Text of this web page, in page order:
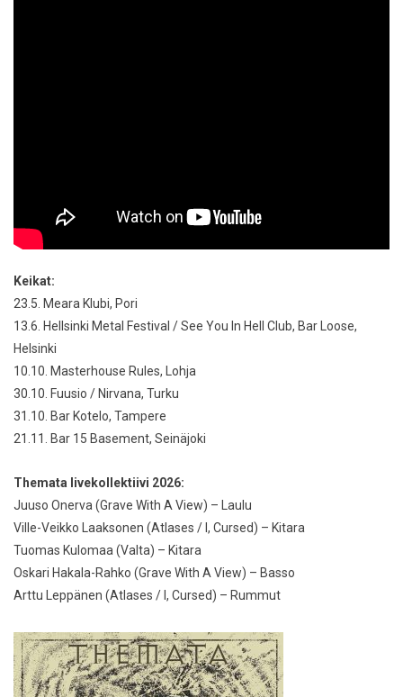
Keikat:
23.5. Meara Klubi, Pori
13.6. Hellsinki Metal Festival / See You In Hell Club, Bar Loose,
Helsinki
10.10. Masterhouse Rules, Lohja
30.10. Fuusio / Nirvana, Turku
31.10. Bar Kotelo, Tampere
21.11. Bar 15 Basement, Seinäjoki
Themata livekollektiivi 2026:
Juuso Onerva (Grave With A View) – Laulu
Ville-Veikko Laaksonen (Atlases / I, Cursed) – Kitara
Tuomas Kulomaa (Valta) – Kitara
Oskari Hakala-Rahko (Grave With A View) – Basso
Arttu Leppänen (Atlases / I, Cursed) – Rummut